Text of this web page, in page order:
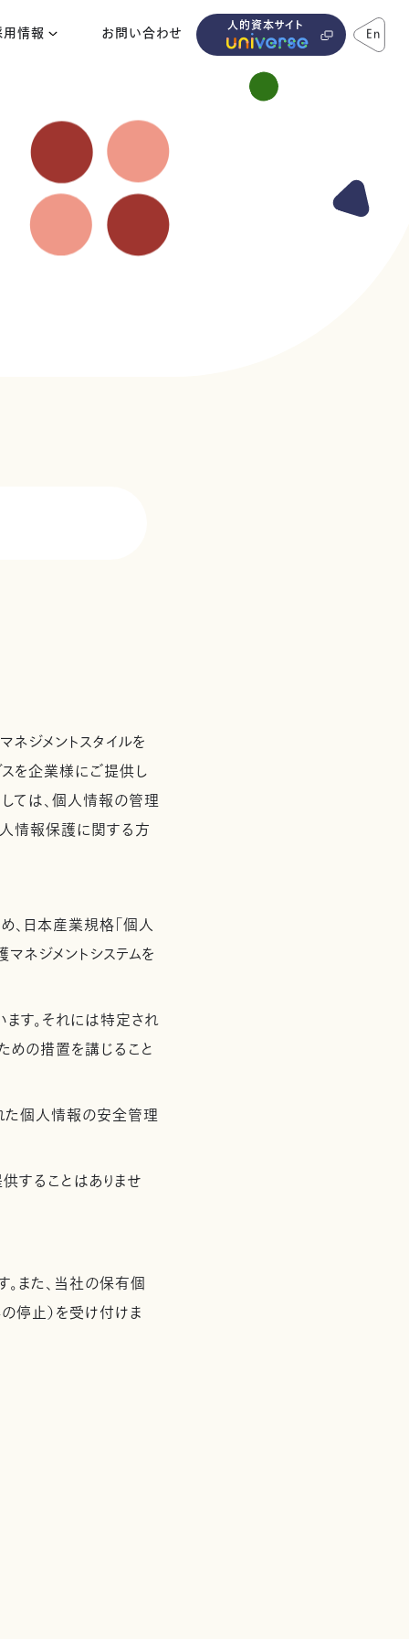
用情報 お問い合わせ 人的資本サイト En
ネジメントスタイルを
スを企業様にご提供し
ては、個人情報の管理
人情報保護に関する方
、日本産業規格「個人
ネジメントシステムを
す。それには特定され
の措置を講じること
た個人情報の安全管理
することはありませ
また、当社の保有個
停止）を受け付けま